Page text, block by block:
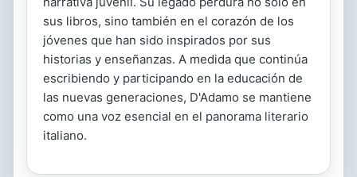
sus libros, sino también en el corazón de los
jóvenes que han sido inspirados por sus
historias y enseñanzas. A medida que continúa
escribiendo y participando en la educación de
las nuevas generaciones, D'Adamo se mantiene
como una voz esencial en el panorama literario
italiano.